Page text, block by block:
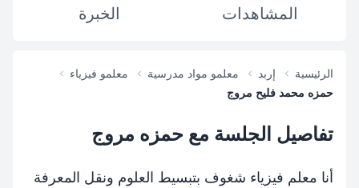
المشاهدات الخبرة
الرئيسية إربد معلمو مواد مدرسية
معلمو فيزياء
حمزه محمد فليح مروج
تفاصيل الجلسة مع حمزه مروج
أنا معلم فيزياء شغوف بتبسيط العلوم ونقل المعرفة